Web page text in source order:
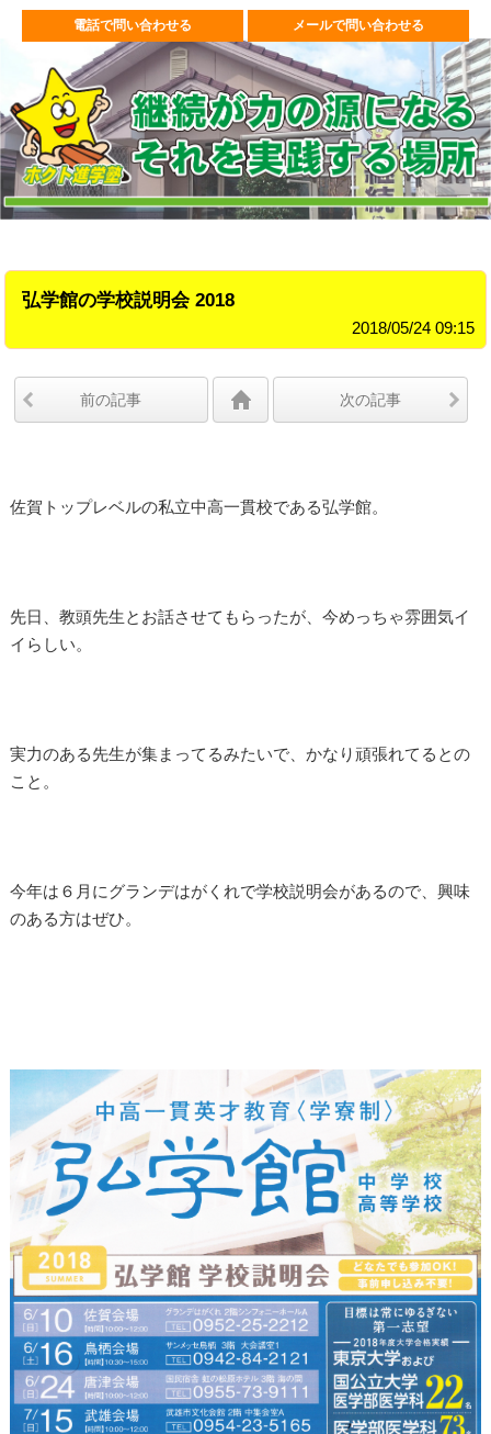
電話で問い合わせる メールで問い合わせる
弘学館の学校説明会 2018
2018/05/24 09:15
前の記事 次の記事
佐賀トップレベルの私立中高一貫校である弘学館。
先日、教頭先生とお話させてもらったが、今めっちゃ雰囲気イ
イらしい。
実力のある先生が集まってるみたいで、かなり頑張れてるとの
こと。
今年は６月にグランデはがくれで学校説明会があるので、興味
のある方はぜひ。